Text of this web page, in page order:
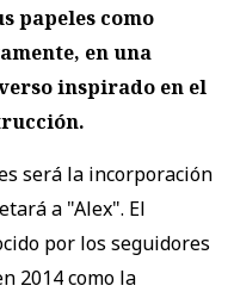
papeles como
en una
inspirado en el
será la incorporación
a "Alex". El
por los seguidores
2014 como la